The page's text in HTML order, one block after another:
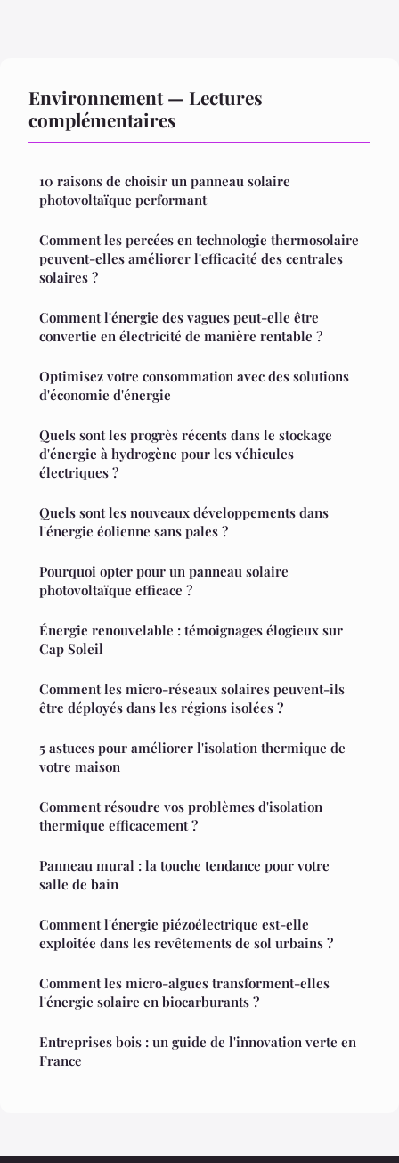
Environnement — Lectures
complémentaires
10 raisons de choisir un panneau solaire
photovoltaïque performant
Comment les percées en technologie thermosolaire
peuvent-elles améliorer l'efficacité des centrales
solaires ?
Comment l'énergie des vagues peut-elle être
convertie en électricité de manière rentable ?
Optimisez votre consommation avec des solutions
d'économie d'énergie
Quels sont les progrès récents dans le stockage
d'énergie à hydrogène pour les véhicules
électriques ?
Quels sont les nouveaux développements dans
l'énergie éolienne sans pales ?
Pourquoi opter pour un panneau solaire
photovoltaïque efficace ?
Énergie renouvelable : témoignages élogieux sur
Cap Soleil
Comment les micro-réseaux solaires peuvent-ils
être déployés dans les régions isolées ?
5 astuces pour améliorer l'isolation thermique de
votre maison
Comment résoudre vos problèmes d'isolation
thermique efficacement ?
Panneau mural : la touche tendance pour votre
salle de bain
Comment l'énergie piézoélectrique est-elle
exploitée dans les revêtements de sol urbains ?
Comment les micro-algues transforment-elles
l'énergie solaire en biocarburants ?
Entreprises bois : un guide de l'innovation verte en
France